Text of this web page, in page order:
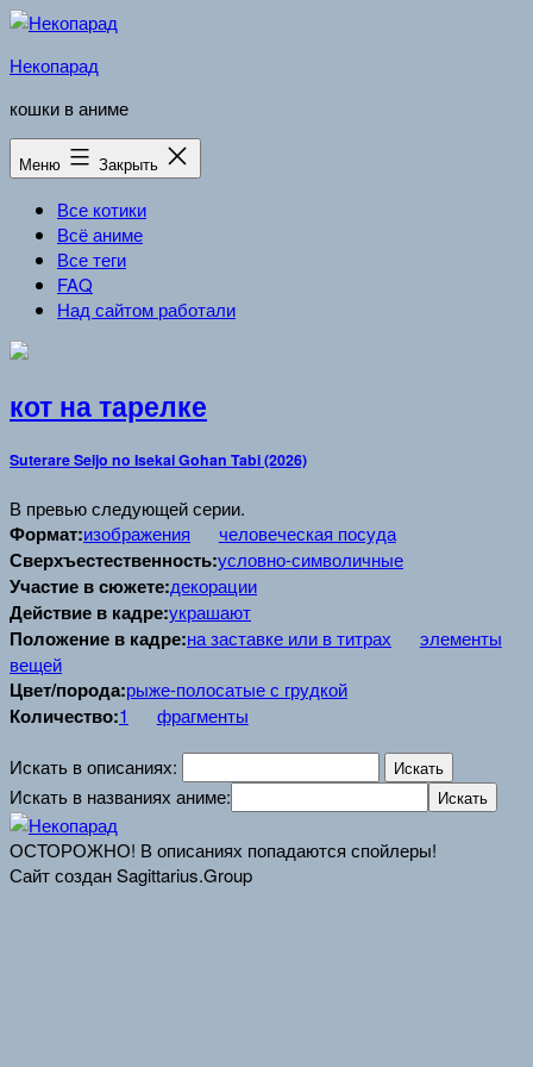
Перейти
содержимому
Некопарад
кошки в аниме
Меню Закрыть
Все котики
Всё аниме
Все теги
FAQ
Над сайтом работали
кот на тарелке
Suterare Seijo no Isekai Gohan Tabi (2026)
В превью следующей серии.
Формат:изображения человеческая посуда
Сверхъестественность:условно-символичные
Участие в сюжете:декорации
Действие в кадре:украшают
Положение в кадре:на заставке или в титрах
элементы
вещей
Цвет/порода:рыже-полосатые с грудкой
Количество:1 фрагменты
Искать в описаниях:
Искать в названиях аниме:
ОСТОРОЖНО! В описаниях попадаются спойлеры!
Сайт создан Sagittarius.Group